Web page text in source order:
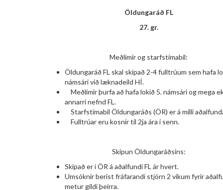
Öldungaráð FL
27. gr.
Meðlimir og starfstímabil:
Öldungaráð FL skal skipað 2-4 fulltrúum sem hafa
námsári við læknadeild HÍ.
Meðlimir þurfa að hafa lokið 5. námsári og mega
annarri nefnd FL.
Starfstímabil Öldungaráðs (ÖR) er á milli
Fulltrúar eru kosnir til 2ja ára í senn.
Skipun Öldungaráðsins:
Skipað er í ÖR á aðalfundi FL ár hvert.
Umsóknir berist fráfarandi stjórn 2 vikum fyrir
metur gildi þeirra.